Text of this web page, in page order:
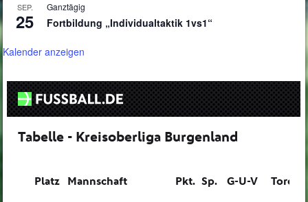
SEP.
25
Ganztägig
Fortbildung „Individualtaktik 1vs1“
Kalender anzeigen